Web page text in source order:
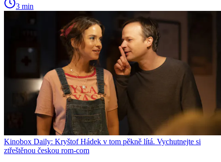
3 min
Kinobox Daily: Kryštof Hádek v tom pěkně lítá. Vychutnejte si
ztřeštěnou českou rom-com